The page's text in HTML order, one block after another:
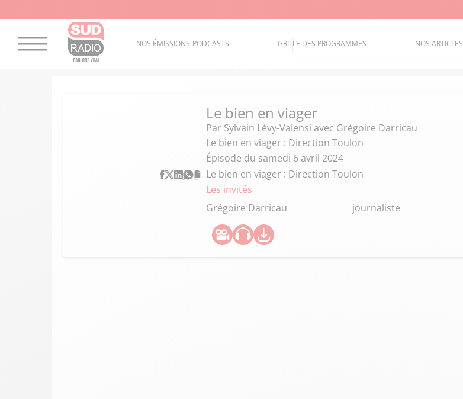
NOS ÉMISSIONS-PODCASTS GRILLE DES PROGRAMMES NOS ARTICLES
Le bien en viager
Par Sylvain Lévy-Valensi avec Grégoire Darricau
Le bien en viager : Direction Toulon
Épisode du samedi 6 avril 2024
Le bien en viager : Direction Toulon
Les invités
Grégoire Darricau
journaliste